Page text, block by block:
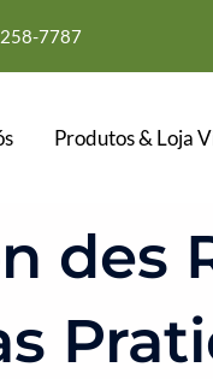
7787
Produtos & Loja
des